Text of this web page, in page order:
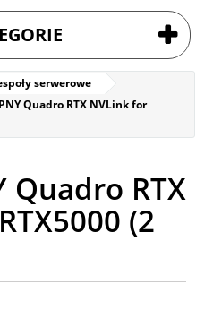
serwerowe
Quadro RTX NVLink for
Quadro RTX
(2